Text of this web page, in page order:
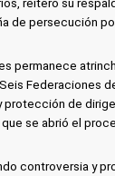
reiteró su
de persecución
permanece
Federaciones
protección de
se abrió el
controversia y